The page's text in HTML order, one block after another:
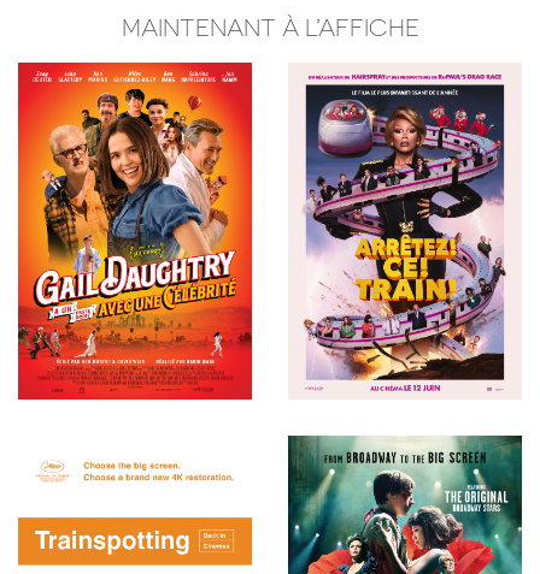
MAINTENANT À L’AFFICHE